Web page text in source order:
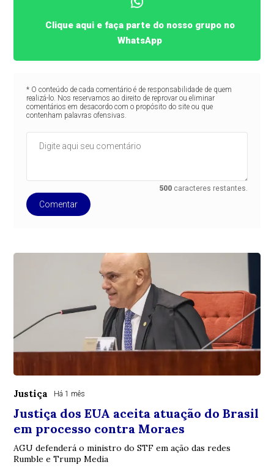
Clique aqui e faça parte do nosso grupo no
WhatsApp
* O conteúdo de cada comentário é de responsabilidade de quem
realizá-lo. Nos reservamos ao direito de reprovar ou eliminar
comentários em desacordo com o propósito do site ou que
contenham palavras ofensivas.
500 caracteres restantes.
Comentar
Justiça Há 1 mês
Justiça dos EUA aceita atuação do Brasil
em processo contra Moraes
AGU defenderá o ministro do STF em ação das redes
Rumble e Trump Media